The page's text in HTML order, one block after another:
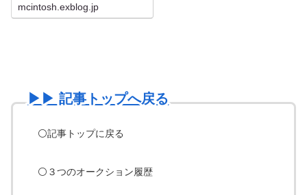
mcintosh.exblog.jp
▶︎▶︎ 記事トップへ戻る
⚪️記事トップに戻る
⚪️３つのオークション履歴